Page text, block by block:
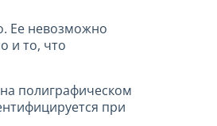
Ее невозможно
и то, что
полиграфическом
при